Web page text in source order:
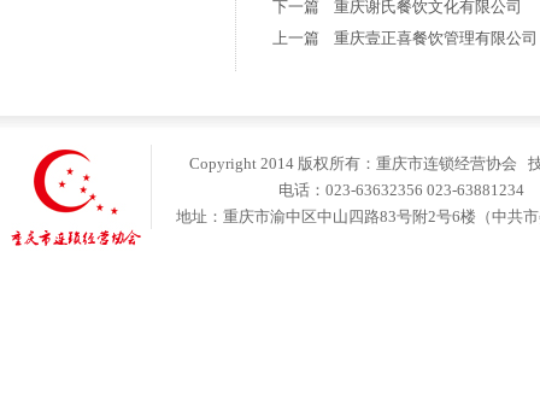
下一篇 重庆谢氏餐饮文化有限公司
上一篇 重庆壹正喜餐饮管理有限公司
Copyright 2014 版权所有：重庆市连锁经营协会
电话：023-63632356 023-63881234
地址：重庆市渝中区中山四路83号附2号6楼（中共